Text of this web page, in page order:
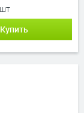
Купить